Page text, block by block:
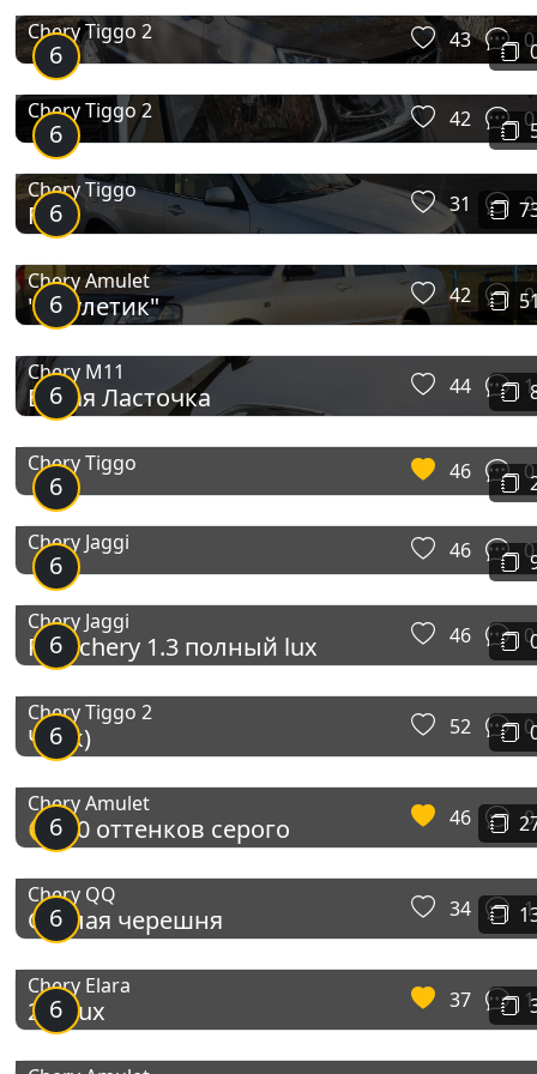
6
Chery Tiggo 2 43 0
6
Chery Tiggo 2 42 0
6
Chery Tiggo
FL 31 0
6
Chery Amulet
"Амулетик" 42 0
6
Chery M11
Белая Ласточка 44 1
6
Chery Tiggo 46 0
6
Chery Jaggi 46 0
6
Chery Jaggi
RED chery 1.3 полный lux 46 0
6
Chery Tiggo 2
Чірік) 52 0
6
Chery Amulet
☢ 50 оттенков серого 46 0
6
Chery QQ
Спелая черешня 34 1
6
Chery Elara
2.0 Lux 37 1